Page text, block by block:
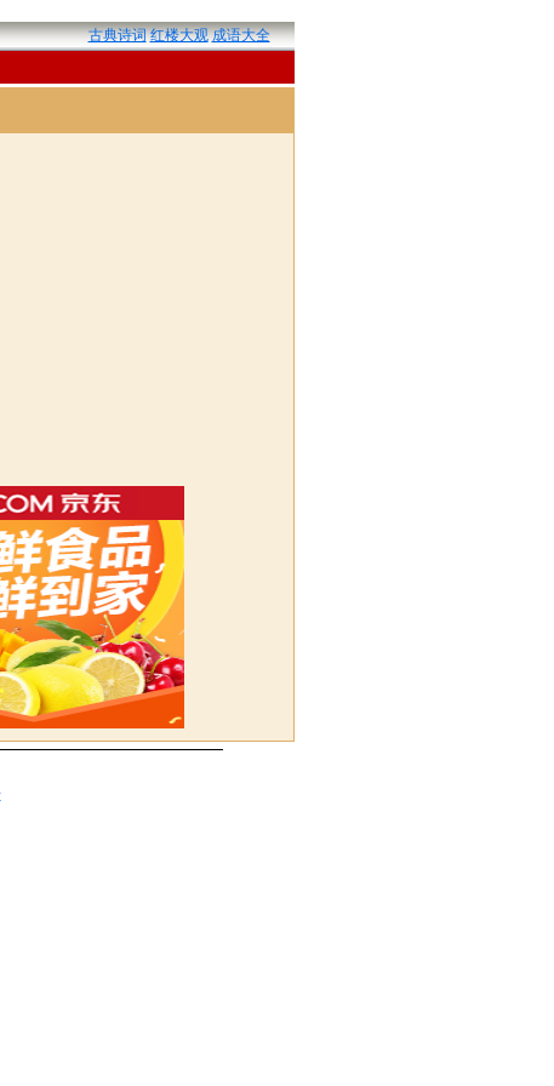
古典诗词 红楼大观 成语大全